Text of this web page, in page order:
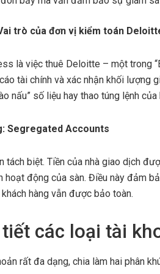
trò của đơn vị kiểm toán
là việc thuê Deloitte – một trong
tài chính và xác nhận khối lượng
nấu” số liệu hay thao túng lệnh của
Segregated Accounts
tách biệt. Tiền của nhà giao dịch
động của sàn. Điều này đảm
hàng vẫn được bảo toàn.
các loại tài
rất đa dạng, chia làm hai phân